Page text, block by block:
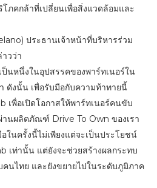
ภคกล้าที่เปลี่ยนเพื่อสิ่งแวดล้อมและ
ประธานเจ้าหน้าที่บริหารร่วม
วว่า
ป็นหนึ่งในอุปสรรคของพาร์ทเนอร์ใน
ดังนั้น เพื่อรับมือกับความท้าทายนี้
เพื่อเปิดโอกาสให้พาร์ทเนอร์คนขับ
านผลิตภัณฑ์ Drive To Own ของเรา
ในครั้งนี้ไม่เพียงแต่จะเป็นประโยชน์
เท่านั้น แต่ยังจะช่วยสร้างผลกระทบ
คนไทย และยังขยายไปในระดับภูมิภาค